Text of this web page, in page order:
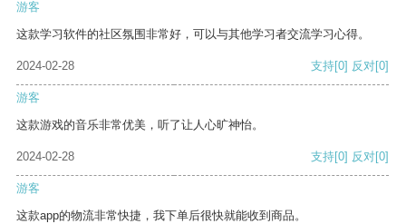
游客
这款学习软件的社区氛围非常好，可以与其他学习者交流学习心得。
2024-02-28 支持[0] 反对[0]
游客
这款游戏的音乐非常优美，听了让人心旷神怡。
2024-02-28 支持[0] 反对[0]
游客
这款app的物流非常快捷，我下单后很快就能收到商品。